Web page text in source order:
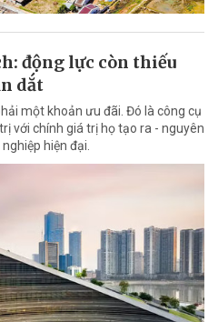
động lực còn thiếu
dắt
một khoản ưu đãi. Đó là công cụ
với chính giá trị họ tạo ra - nguyên
hiện đại.